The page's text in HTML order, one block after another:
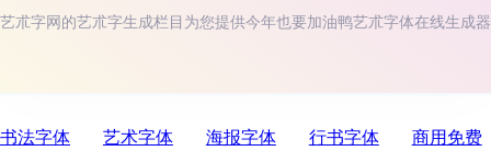
艺朮字网的艺朮字生成栏目为您提供今年也要加油鸭艺朮字体在线生成
书法字体 艺术字体 海报字体 行书字体 商用免费